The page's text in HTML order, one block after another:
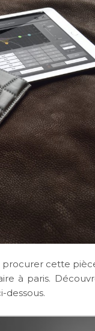
procurer cette
à paris.
dessous.